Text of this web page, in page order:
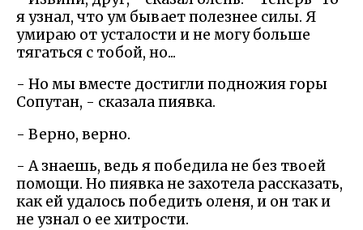
я узнал, что ум бывает полезнее силы. Я
умираю от усталости и не могу больше
тягаться с тобой, но...
- Но мы вместе достигли подножия горы
Сопутан, - сказала пиявка.
- Верно, верно.
- А знаешь, ведь я победила не без твоей
помощи. Но пиявка не захотела рассказать,
как ей удалось победить оленя, и он так и
не узнал о ее хитрости.